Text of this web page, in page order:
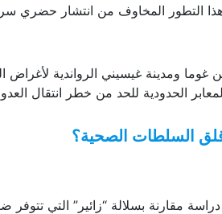
بعد وفاة زوجها المصاب في مدينة
هذا التطور المخاوف من انتشار حضري
غوما ومدينة غيسيني الرواندية لأغراض
قلق السلطات الصحية؟